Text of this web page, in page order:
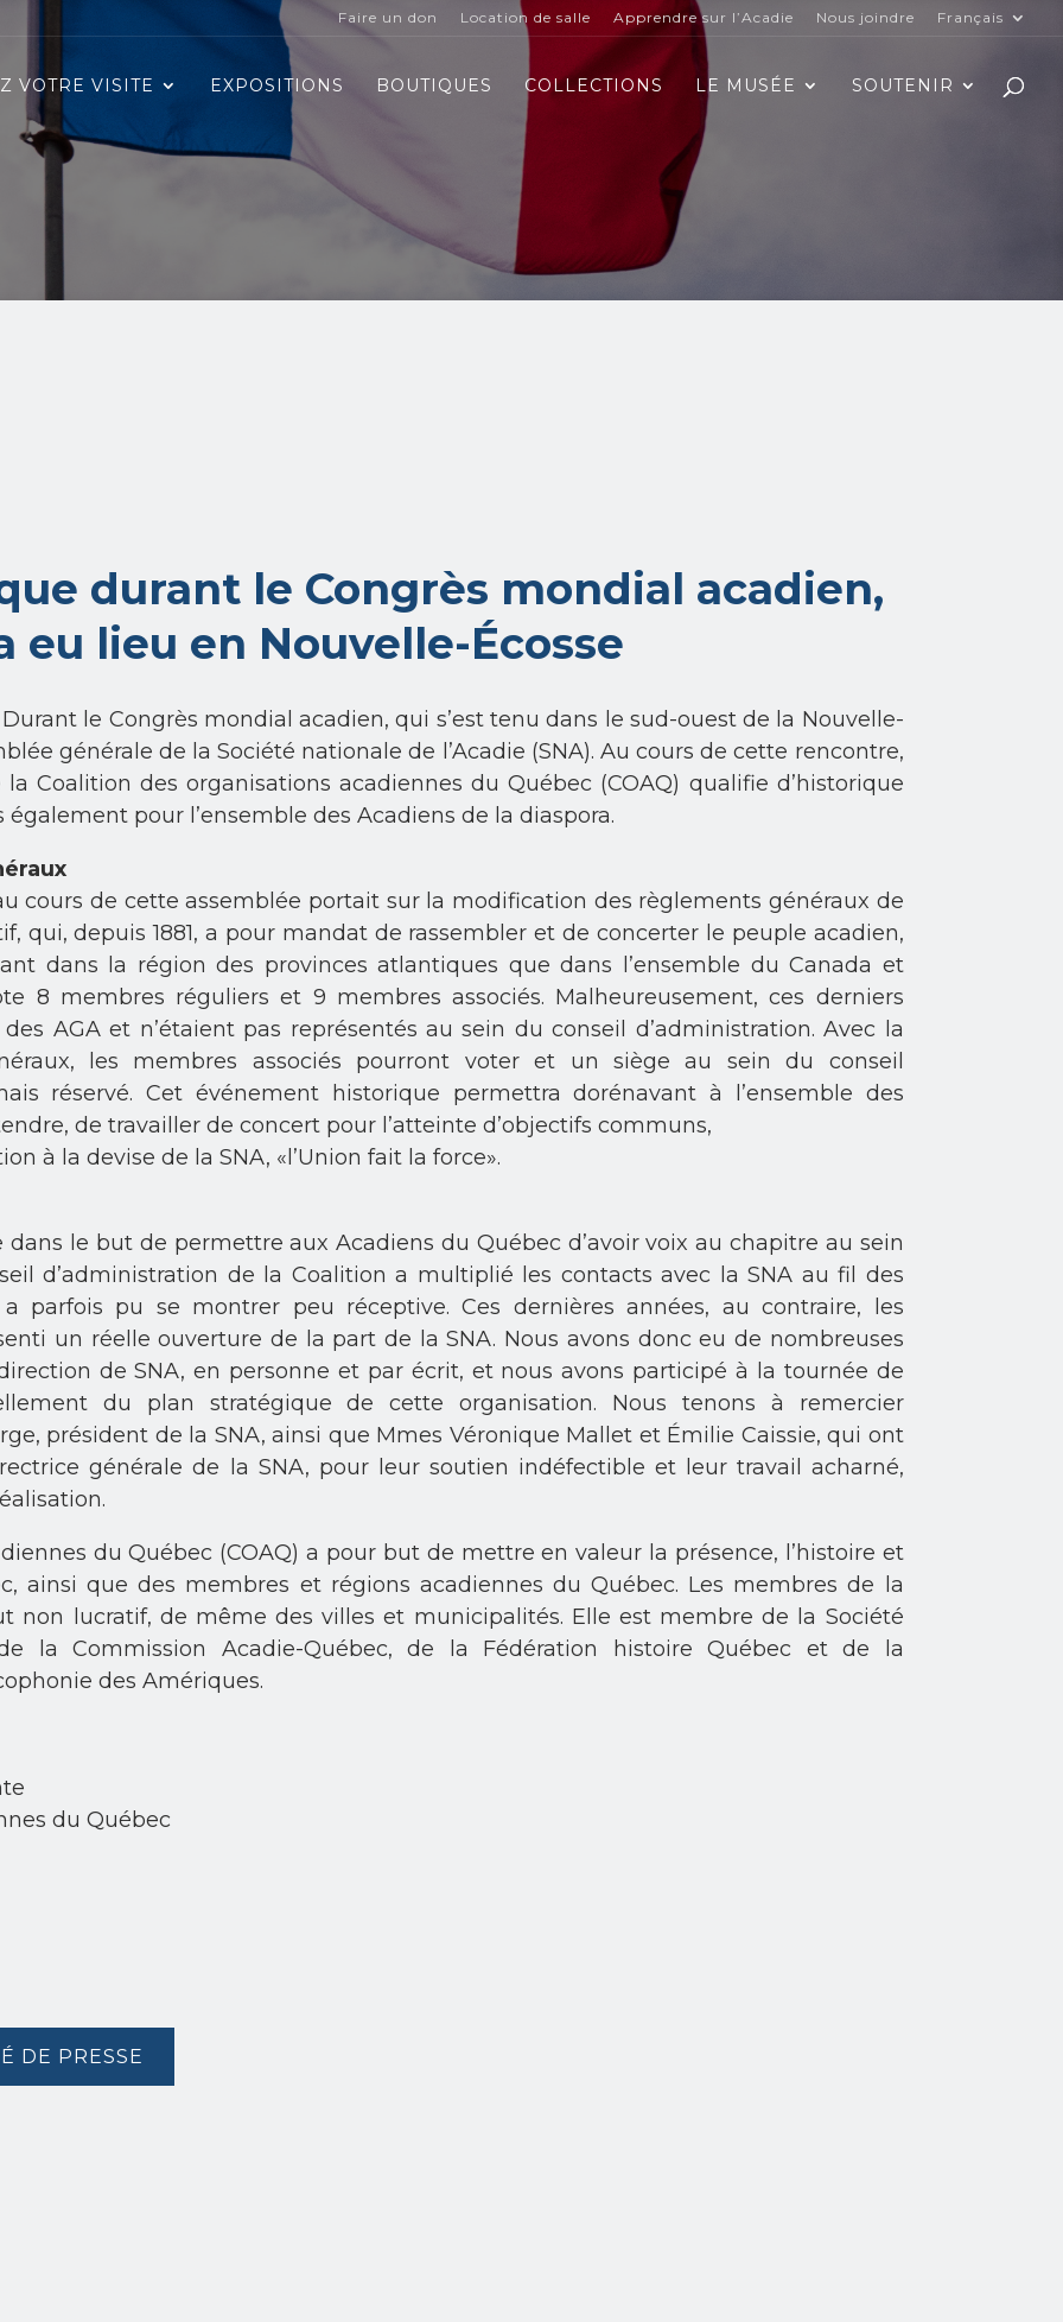
Faire un don Location de salle Apprendre sur l’Acadie Nous joindre Français
VOTRE VISITE EXPOSITIONS BOUTIQUES COLLECTIONS LE MUSÉE SOUTENIR
durant le Congrès mondial acadien,
eu lieu en Nouvelle-Écosse
Durant le Congrès mondial acadien, qui s’est tenu dans le sud-ouest de la Nouvelle-
générale de la Société nationale de l’Acadie (SNA). Au cours de cette rencontre,
Coalition des organisations acadiennes du Québec (COAQ) qualifie d’historique
pour l’ensemble des Acadiens de la diaspora.
cours de cette assemblée portait sur la modification des règlements généraux de
qui, depuis 1881, a pour mandat de rassembler et de concerter le peuple acadien,
dans la région des provinces atlantiques que dans l’ensemble du Canada et
8 membres réguliers et 9 membres associés. Malheureusement, ces derniers
AGA et n’étaient pas représentés au sein du conseil d’administration. Avec la
les membres associés pourront voter et un siège au sein du conseil
réservé. Cet événement historique permettra dorénavant à l’ensemble des
de travailler de concert pour l’atteinte d’objectifs communs,
à la devise de la SNA, «l’Union fait la force».
le but de permettre aux Acadiens du Québec d’avoir voix au chapitre au sein
d’administration de la Coalition a multiplié les contacts avec la SNA au fil des
parfois pu se montrer peu réceptive. Ces dernières années, au contraire, les
un réelle ouverture de la part de la SNA. Nous avons donc eu de nombreuses
de SNA, en personne et par écrit, et nous avons participé à la tournée de
du plan stratégique de cette organisation. Nous tenons à remercier
président de la SNA, ainsi que Mmes Véronique Mallet et Émilie Caissie, qui ont
générale de la SNA, pour leur soutien indéfectible et leur travail acharné,
du Québec (COAQ) a pour but de mettre en valeur la présence, l’histoire et
ainsi que des membres et régions acadiennes du Québec. Les membres de la
non lucratif, de même des villes et municipalités. Elle est membre de la Société
la Commission Acadie-Québec, de la Fédération histoire Québec et de la
des Amériques.
du Québec
DE PRESSE